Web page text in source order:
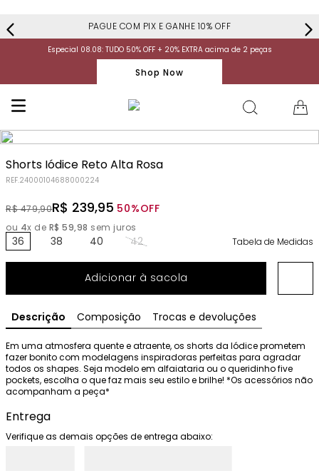
PAGUE COM PIX E GANHE 10% OFF
Especial 08.08: TUDO 50% OFF + 20% EXTRA acima de 2 peças
Shop Now
Shorts Iódice Reto Alta Rosa
REF.24000104688000224
R$ 479,90R$ 239,95 50%OFF
ou 4x de R$ 59,98 sem juros
36 38 40 42 Tabela de Medidas
Adicionar à sacola
Descrição Composição Trocas e devoluções
Em uma atmosfera quente e atraente, os shorts da Iódice prometem
fazer bonito com modelagens inspiradoras perfeitas para agradar
todos os shapes. Seja modelo em alfaiataria ou o queridinho five
pockets, escolha o que faz mais seu estilo e brilhe! *Os acessórios não
acompanham a peça*
Entrega
Verifique as demais opções de entrega abaixo: